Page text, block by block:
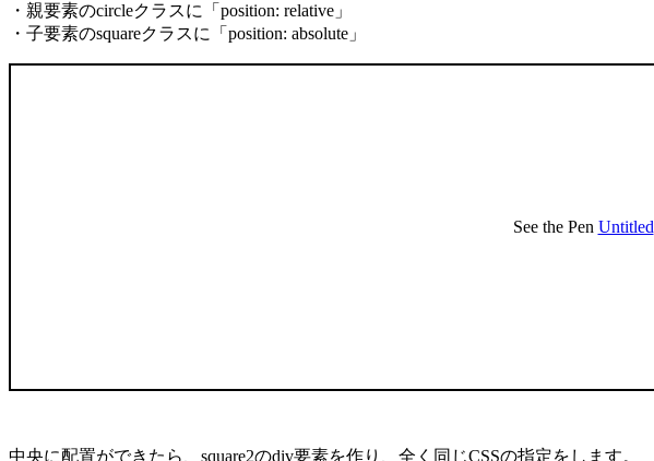
・親要素のcircleクラスに「position: relative」
・子要素のsquareクラスに「position: absolute」
See the Pen Untitled
中央に配置ができたら、square2のdiv要素を作り、全く同じCSSの指定をします。